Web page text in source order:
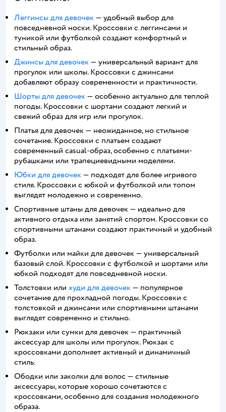
Леггинсы для девочек — удобный выбор для
повседневной носки. Кроссовки с леггинсами и
туникой или футболкой создают комфортный и
стильный образ.
Джинсы для девочек — универсальный вариант для
прогулок или школы. Кроссовки с джинсами
добавляют образу современности и практичности.
Шорты для девочек — особенно актуально для теплой
погоды. Кроссовки с шортами создают легкий и
свежий образ для игр или прогулок.
Платья для девочек — неожиданное, но стильное
сочетание. Кроссовки с платьем создают
современный casual-образ, особенно с платьями-
рубашками или трапециевидными моделями.
Юбки для девочек — подходят для более игривого
стиля. Кроссовки с юбкой и футболкой или топом
выглядят молодежно и современно.
Спортивные штаны для девочек — идеально для
активного отдыха или занятий спортом. Кроссовки со
спортивными штанами создают практичный и удобный
образ.
Футболки или майки для девочек — универсальный
базовый слой. Кроссовки с футболкой и шортами или
юбкой подходят для повседневной носки.
Толстовки или худи для девочек — популярное
сочетание для прохладной погоды. Кроссовки с
толстовкой и джинсами или спортивными штанами
выглядят современно и стильно.
Рюкзаки или сумки для девочек — практичный
аксессуар для школы или прогулок. Рюкзак с
кроссовками дополняет активный и динамичный
стиль.
Ободки или заколки для волос — стильные
аксессуары, которые хорошо сочетаются с
кроссовками, особенно для создания молодежного
образа.